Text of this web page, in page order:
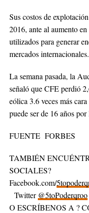
Sus costos de
2016, ante al aumento
utilizados para generar
mercados internacionales.
La semana pasada, la
señaló que CFE perdió
eólica 3.6 veces más
puede ser de 16 años
FUENTE FORBES
TAMBIÉN
SOCIALES?
Facebook.com/
Twitter @5toPoderqroo
O ESCRÍBENOS A ?